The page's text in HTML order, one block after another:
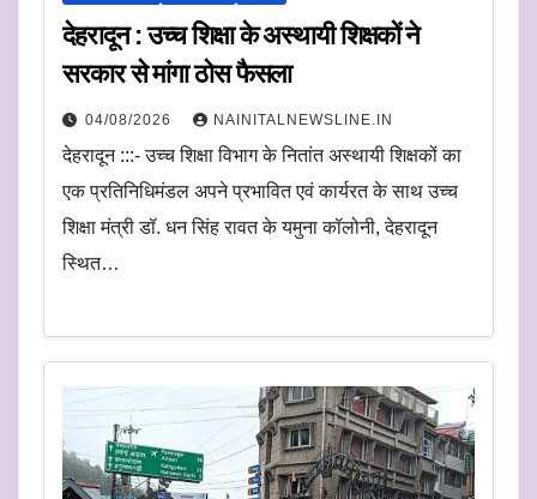
देहरादून : उच्च शिक्षा के अस्थायी शिक्षकों ने
सरकार से मांगा ठोस फैसला
04/08/2026 NAINITALNEWSLINE.IN
देहरादून :::- उच्च शिक्षा विभाग के नितांत अस्थायी शिक्षकों का
एक प्रतिनिधिमंडल अपने प्रभावित एवं कार्यरत के साथ उच्च
शिक्षा मंत्री डॉ. धन सिंह रावत के यमुना कॉलोनी, देहरादून
स्थित…